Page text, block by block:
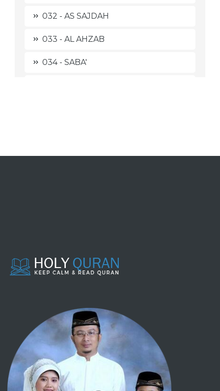
032 - AS SAJDAH
033 - AL AHZAB
034 - SABA'
038 - SHAAD
043 - AZ ZUKHRUF
045 - AL JAATZIYAH
046 - AL AHQAAF
047 - MUHAMMAD
048 - AL FAT-H